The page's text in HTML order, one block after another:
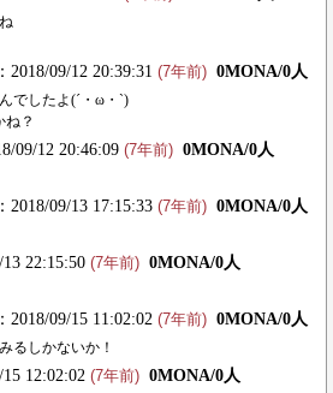
：2018/09/12 20:39:31 (7年前) 0MONA/0人
でしたよ(´・ω・`)
ね？
09/12 20:46:09 (7年前) 0MONA/0人
：2018/09/13 17:15:33 (7年前) 0MONA/0人
13 22:15:50 (7年前) 0MONA/0人
：2018/09/15 11:02:02 (7年前) 0MONA/0人
るしかないか！
15 12:02:02 (7年前) 0MONA/0人